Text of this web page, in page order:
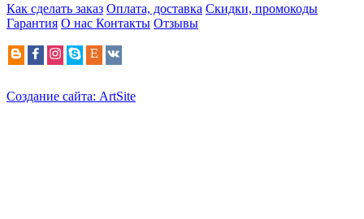
Как сделать заказ Оплата, доставка Скидки, промокоды
Гарантия О нас Контакты Отзывы
Создание сайта: ArtSite